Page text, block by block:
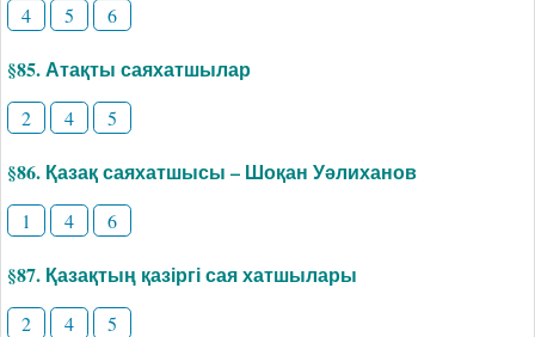
4 5 6
§85. Атақты саяхатшылар
2 4 5
§86. Қазақ саяхатшысы – Шоқан Уәлиханов
1 4 6
§87. Қазақтың қазіргі сая хатшылары
2 4 5